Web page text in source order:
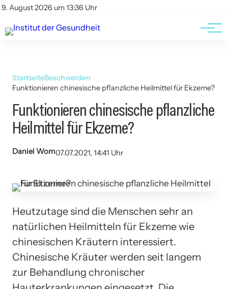
9. August 2026 um 13:36 Uhr
Kontakt
Kontakt
AGBs
StartseiteBeschwerden
Funktionieren chinesische pflanzliche Heilmittel für Ekzeme?
Funktionieren chinesische pflanzliche
Heilmittel für Ekzeme?
Daniel Wom07.07.2021, 14:41 Uhr
Heutzutage sind die Menschen sehr an
natürlichen Heilmitteln für Ekzeme wie
chinesischen Kräutern interessiert.
Chinesische Kräuter werden seit langem
zur Behandlung chronischer